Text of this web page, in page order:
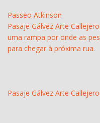
Passeo Atkinson
Pasaje Gálvez Arte
uma rampa por onde as
para chegar à próxima rua.
Pasaje Gálvez Arte Callejero